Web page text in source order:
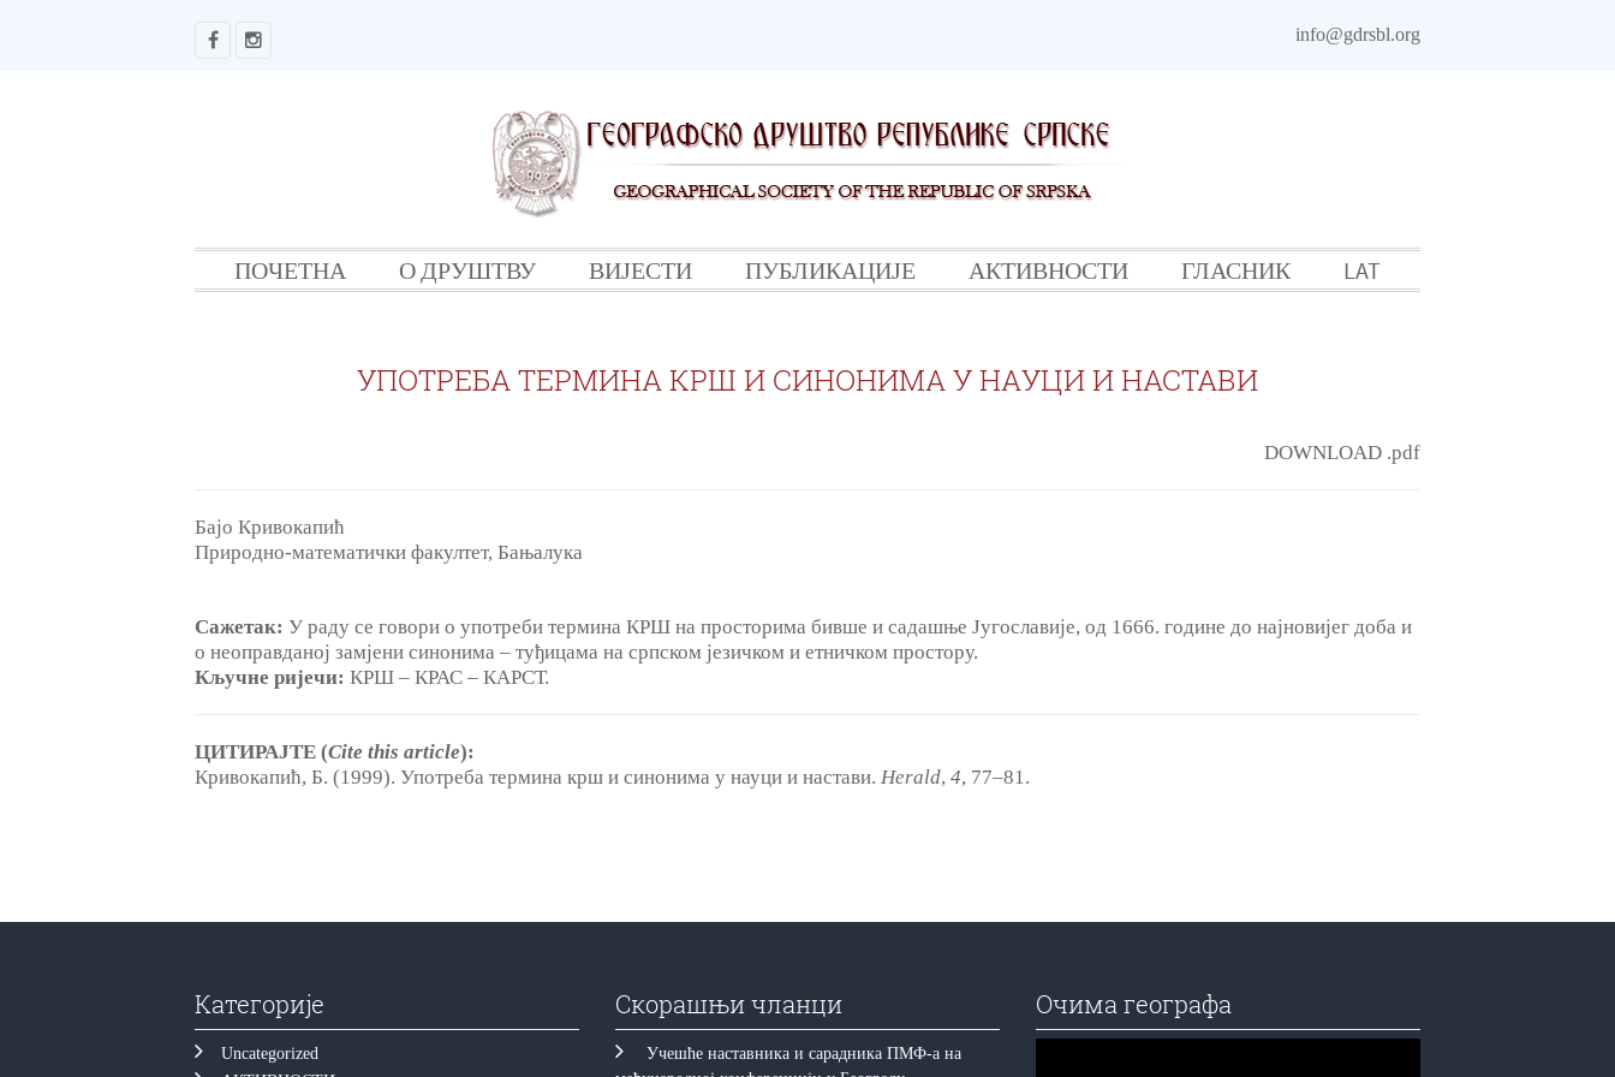
info@gdrsbl.org
ПОЧЕТНА О ДРУШТВУ ВИЈЕСТИ ПУБЛИКАЦИЈЕ АКТИВНОСТИ ГЛАСНИК LAT
УПОТРЕБА ТЕРМИНА КРШ И СИНОНИМА У НАУЦИ И НАСТАВИ
DOWNLOAD .pdf
Бајо Кривокапић
Природно-математички факултет, Бањалука
Сажетак: У раду се говори о употреби термина КРШ на просторима бивше и садашње Југославије, од 1666. године до најновијег доба и
о неоправданој замјени синонима ‒ туђицама на српском језичком и етничком простору.
Кључне ријечи: КРШ ‒ КРАС ‒ КАРСТ.
ЦИТИРАЈТЕ (Cite this article):
Кривокапић, Б. (1999). Употреба термина крш и синонима у науци и настави. Herald, 4, 77‒81.
Категорије
Uncategorized
Скорашњи чланци
Учешће наставника и сарадника ПМФ-а на
Очима географа